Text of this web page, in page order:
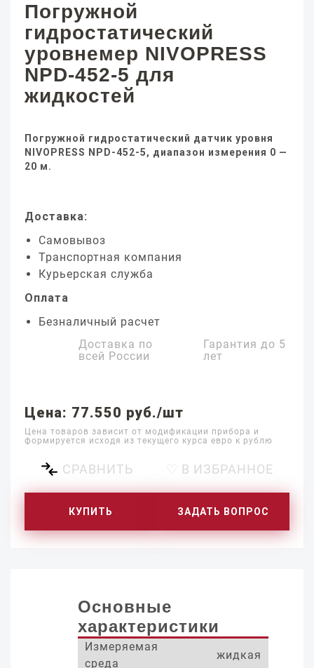
Погружной
гидростатический
уровнемер NIVOPRESS
NPD-452-5 для
жидкостей
Погружной гидростатический датчик уровня
NIVOPRESS NPD-452-5, диапазон измерения 0 —
20 м.
Доставка:
Самовывоз
Транспортная компания
Курьерская служба
Оплата
Безналичный расчет
Доставка по
всей России
Гарантия до 5
лет
Цена: 77.550 руб./шт
Цена товаров зависит от модификации прибора и
формируется исходя из текущего курса евро к рублю
СРАВНИТЬ ♡ В ИЗБРАННОЕ
КУПИТЬ ЗАДАТЬ ВОПРОС
Основные
характеристики
Измеряемая
среда
жидкая